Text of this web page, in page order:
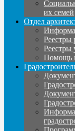
их семей
Отдел
Реестры
Реестры
Помощь